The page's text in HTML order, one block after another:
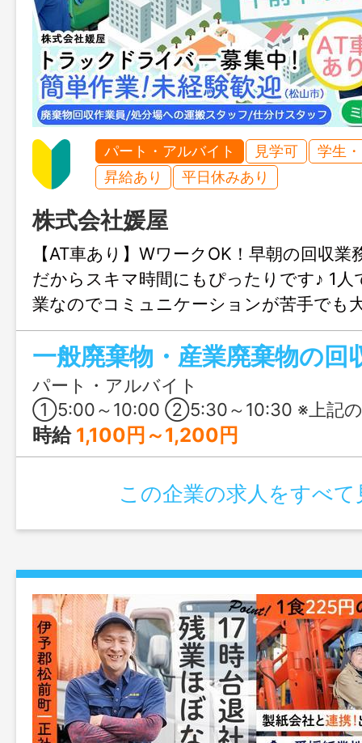
パート・アルバイト 見学可
学生
昇給あり
平日休みあり
株式会社媛屋
【AT車あり】WワークOK！早朝の回収業
だからスキマ時間にもぴったりです♪ 1人
業なのでコミュニケーションが苦手でも
別不問でミドル世代や定年退職後の活気
代の方まで、幅広く募集中。お気軽にご
パート・アルバイト
①5:00～10:00 ②5:30～10:30 ※上記の時間帯で3
時給 1,100円～1,200円
この企業の求人をすべて